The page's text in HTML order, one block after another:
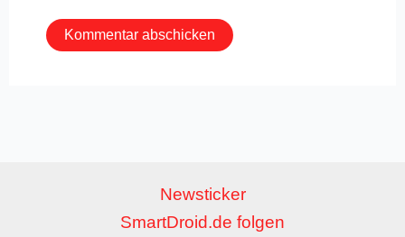
Newsticker
SmartDroid.de folgen